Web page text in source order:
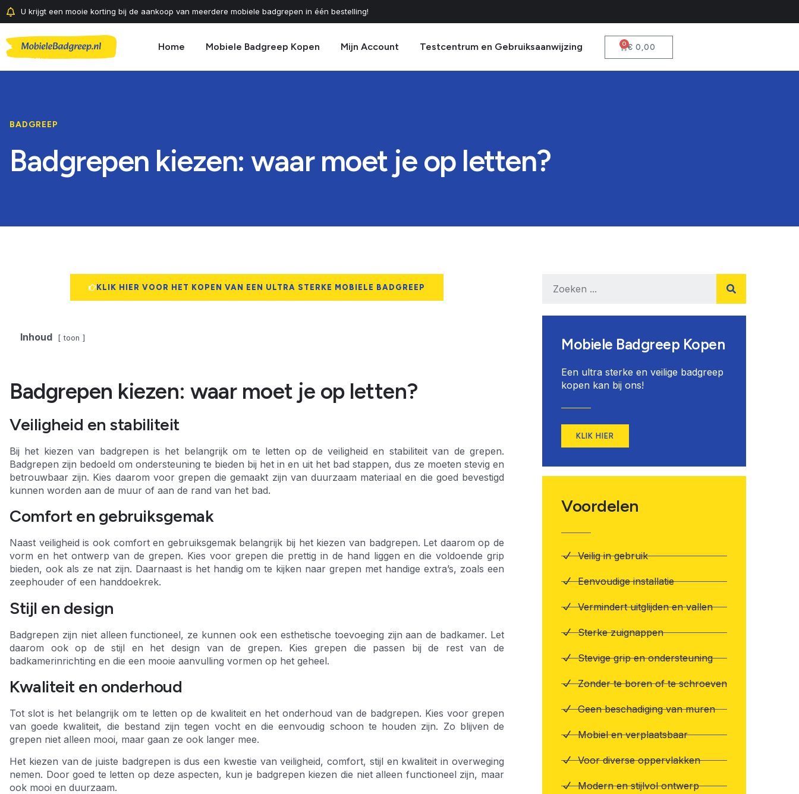
U krijgt een mooie korting bij de aankoop van meerdere mobiele badgrepen in één bestelling!
Home Mobiele Badgreep Kopen Mijn Account Testcentrum en Gebruiksaanwijzing € 0,00
0
BADGREEP
Badgrepen kiezen: waar moet je op letten?
KLIK HIER VOOR HET KOPEN VAN EEN ULTRA STERKE MOBIELE BADGREEP
Inhoud toon
Badgrepen kiezen: waar moet je op letten?
Veiligheid en stabiliteit
Bij het kiezen van badgrepen is het belangrijk om te letten op de veiligheid en stabiliteit van de grepen.
Badgrepen zijn bedoeld om ondersteuning te bieden bij het in en uit het bad stappen, dus ze moeten stevig en
betrouwbaar zijn. Kies daarom voor grepen die gemaakt zijn van duurzaam materiaal en die goed bevestigd
kunnen worden aan de muur of aan de rand van het bad.
Comfort en gebruiksgemak
Naast veiligheid is ook comfort en gebruiksgemak belangrijk bij het kiezen van badgrepen. Let daarom op de
vorm en het ontwerp van de grepen. Kies voor grepen die prettig in de hand liggen en die voldoende grip
bieden, ook als ze nat zijn. Daarnaast is het handig om te kijken naar grepen met handige extra’s, zoals een
zeephouder of een handdoekrek.
Stijl en design
Badgrepen zijn niet alleen functioneel, ze kunnen ook een esthetische toevoeging zijn aan de badkamer. Let
daarom ook op de stijl en het design van de grepen. Kies grepen die passen bij de rest van de
badkamerinrichting en die een mooie aanvulling vormen op het geheel.
Kwaliteit en onderhoud
Tot slot is het belangrijk om te letten op de kwaliteit en het onderhoud van de badgrepen. Kies voor grepen
van goede kwaliteit, die bestand zijn tegen vocht en die eenvoudig schoon te houden zijn. Zo blijven de
grepen niet alleen mooi, maar gaan ze ook langer mee.
Het kiezen van de juiste badgrepen is dus een kwestie van veiligheid, comfort, stijl en kwaliteit in overweging
nemen. Door goed te letten op deze aspecten, kun je badgrepen kiezen die niet alleen functioneel zijn, maar
ook mooi en duurzaam.
Mobiele Badgreep Kopen
Een ultra sterke en veilige badgreep
kopen kan bij ons!
KLIK HIER
Voordelen
Veilig in gebruik
Eenvoudige installatie
Vermindert uitglijden en vallen
Sterke zuignappen
Stevige grip en ondersteuning
Zonder te boren of te schroeven
Geen beschadiging van muren
Mobiel en verplaatsbaar
Voor diverse oppervlakken
Modern en stijlvol ontwerp